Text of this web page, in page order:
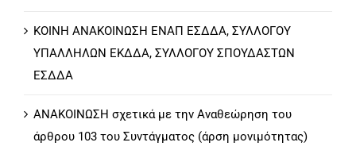
ΚΟΙΝΗ ΑΝΑΚΟΙΝΩΣΗ ΕΝΑΠ ΕΣΔΔΑ, ΣΥΛΛΟΓΟΥ
ΥΠΑΛΛΗΛΩΝ ΕΚΔΔΑ, ΣΥΛΛΟΓΟΥ ΣΠΟΥΔΑΣΤΩΝ
ΑΝΑΚΟΙΝΩΣΗ σχετικά με την Αναθεώρηση του